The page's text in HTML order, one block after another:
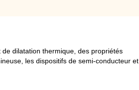
dilatation thermique, des propriétés
les dispositifs de semi-conducteur et